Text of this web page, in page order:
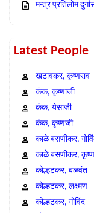
मन्त्र प्रतिलोम
Latest People
खटावकर, कृष्णराव
कंक, कृष्णाजी
कंक, येसाजी
कंक, कृष्णजी
काळे बसणीकर,
काळे बसणीकर,
कोल्हटकर, बळवंत
कोल्हटकर, लक्ष्मण
कोल्हटकर, गोविंद